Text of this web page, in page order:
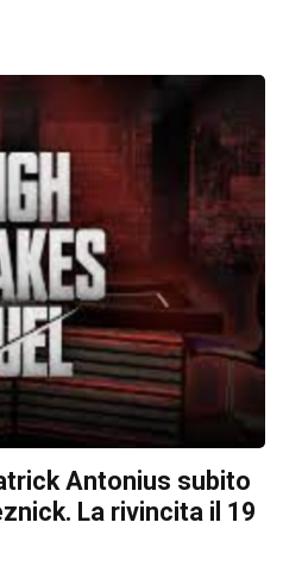
Antonius subito
La rivincita il 19